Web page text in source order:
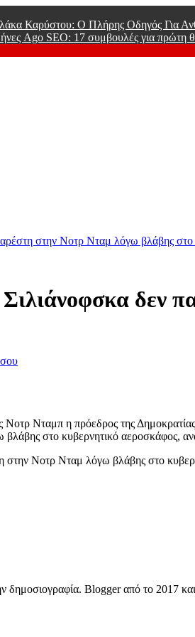
Καρύστου: Ο Πλήρης Οδηγός Για
Ago SEO: 17 συμβουλές για πρώτη
στην Νοτρ Νταμ λόγω βλάβης στο
δεν
Νοτρ Νταμπ η πρόεδρος της
βλάβης στο κυβερνητικό αεροσκάφος,
στην Νοτρ Νταμ λόγω βλάβης στο
δημοσιογραφία. Blogger από το 2017